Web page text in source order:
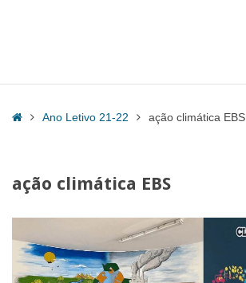
HomeAno Letivo 21-22 ação climática EBS
ação climática EBS